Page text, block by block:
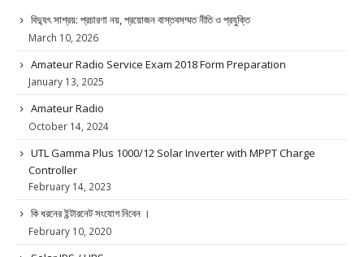
বিদ্যুৎ সাশ্রয়: প্রচারণা নয়, প্রয়োজন বাস্তবসম্মত নীতি ও প্রযুক্তি
March 10, 2026
Amateur Radio Service Exam 2018 Form Preparation
January 13, 2025
Amateur Radio
October 14, 2024
UTL Gamma Plus 1000/12 Solar Inverter with MPPT Charge
Controller
February 14, 2023
কি ধরনের ইন্টারনেট সংযোগ নিবেন ।
February 10, 2020